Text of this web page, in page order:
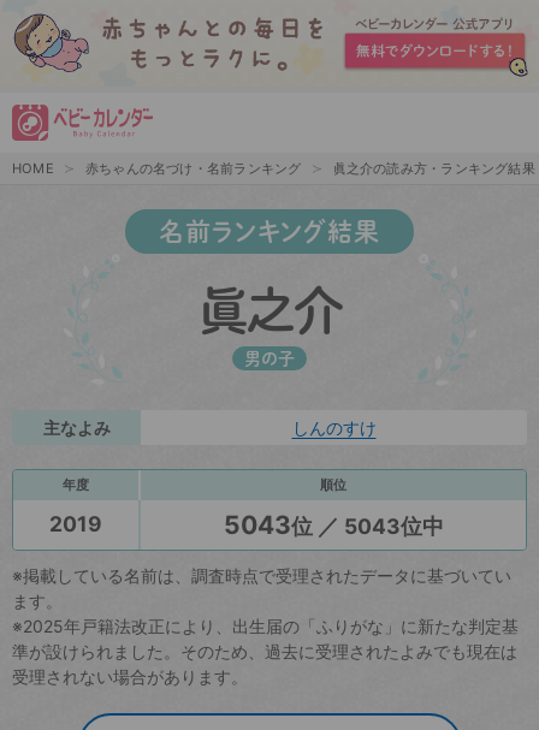
HOME 赤ちゃんの名づけ・名前ランキング 眞之介の読み方・ランキング結果
名前ランキング結果
眞之介
男の子
主なよみ しんのすけ
年度 順位
2019 5043位 ／ 5043位中
※掲載している名前は、調査時点で受理されたデータに基づいてい
ます。
※2025年戸籍法改正により、出生届の「ふりがな」に新たな判定基
準が設けられました。そのため、過去に受理されたよみでも現在は
受理されない場合があります。